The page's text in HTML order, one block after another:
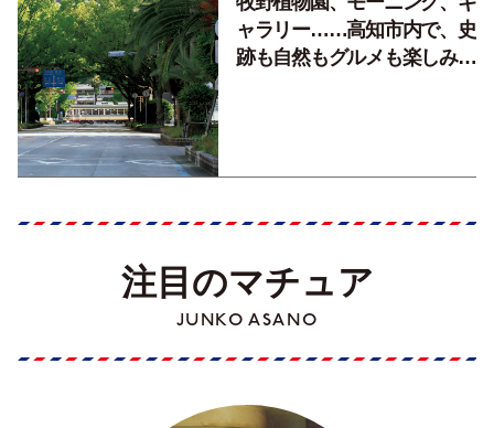
ャラリー……高知市内で、史
跡も自然もグルメも楽しみ尽
注目のマチュア
JUNKO ASANO